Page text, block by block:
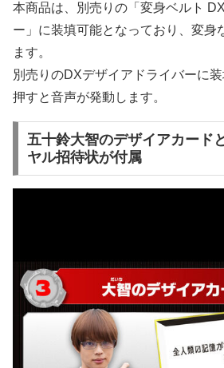
本商品は、別売りの「変身ベルト
ー」に装填可能となっており、変身
ます。
別売りのDXデザイアドライバーに
押すと音声が発動します。
五十鈴大智のデザイアカード
ヤル招待状が付属